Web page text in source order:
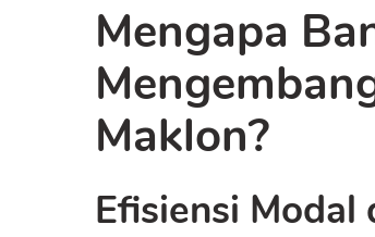
Mengapa
Maklon?
Efisiensi Modal